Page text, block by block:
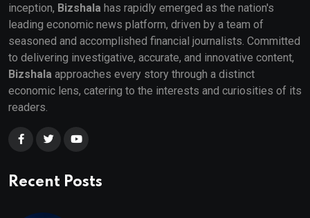
inception, Bizshala has rapidly emerged as the nation's
leading economic news platform, driven by a team of
seasoned and accomplished financial journalists. Committed
to delivering investigative, accurate, and innovative content,
Bizshala approaches every story through a distinct
economic lens, catering to the interests and curiosities of its
readers.
Recent Posts